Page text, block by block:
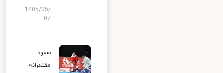
1405/05/
07
صعود
مقتدرانه